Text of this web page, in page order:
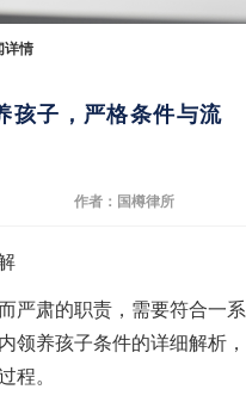
详情
孩子，严格条件与流
作者：国樽律所
严肃的职责，需要符合一系
领养孩子条件的详细解析，
程。